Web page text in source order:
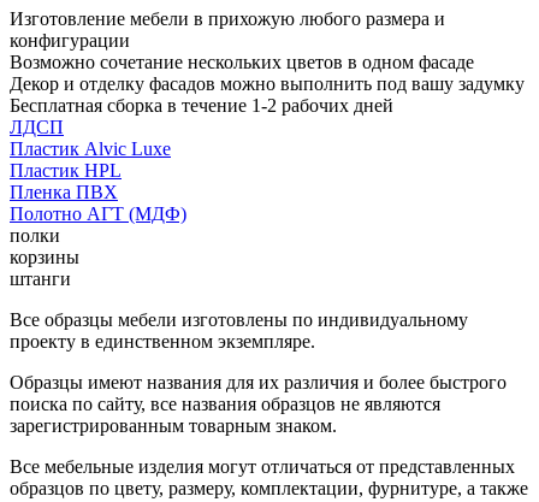
Изготовление мебели в прихожую любого размера и
конфигурации
Возможно сочетание нескольких цветов в одном фасаде
Декор и отделку фасадов можно выполнить под вашу задумку
Бесплатная сборка в течение 1-2 рабочих дней
ЛДСП
Пластик Alvic Luxe
Пластик HPL
Пленка ПВХ
Полотно АГТ (МДФ)
полки
корзины
штанги
Все образцы мебели изготовлены по индивидуальному
проекту в единственном экземпляре.
Образцы имеют названия для их различия и более быстрого
поиска по сайту, все названия образцов не являются
зарегистрированным товарным знаком.
Все мебельные изделия могут отличаться от представленных
образцов по цвету, размеру, комплектации, фурнитуре, а также